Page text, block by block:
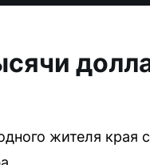
жителя